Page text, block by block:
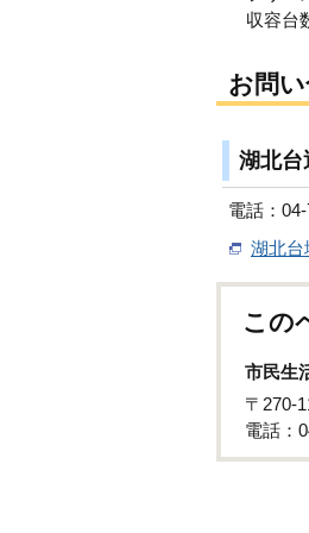
収容台
お問
湖北台
電話：
湖北台
この
市民生
〒270-
電話：